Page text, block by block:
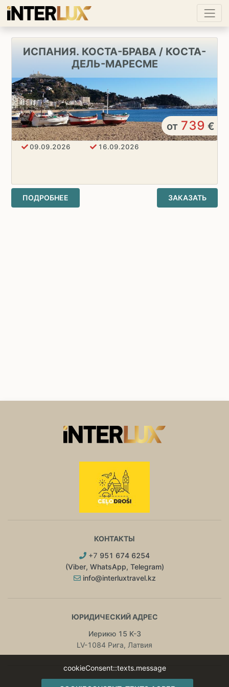
ИСПАНИЯ. КОСТА-БРАВА / КОСТА-
ДЕЛЬ-МАРЕСМЕ
от 739 €
09.09.2026 16.09.2026
ПОДРОБНЕЕ ЗАКАЗАТЬ
КОНТАКТЫ
+7 951 674 6254
(Viber, WhatsApp, Telegram)
info@interluxtravel.kz
ЮРИДИЧЕСКИЙ АДРЕС
Иерикю 15 K-3
LV-1084 Рига, Латвия
cookieConsent::texts.message